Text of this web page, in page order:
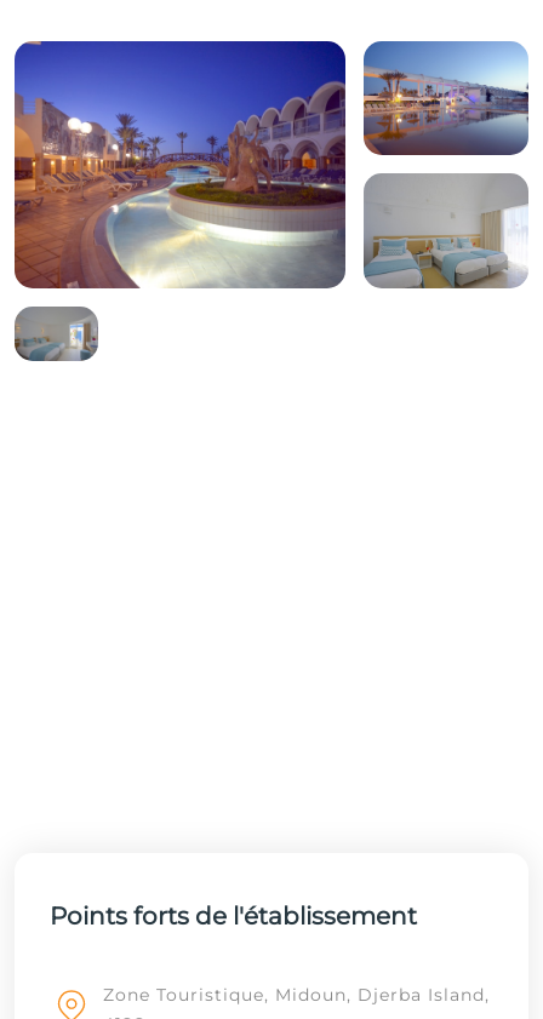
Points forts de l'établissement
Zone Touristique, Midoun, Djerba Island,